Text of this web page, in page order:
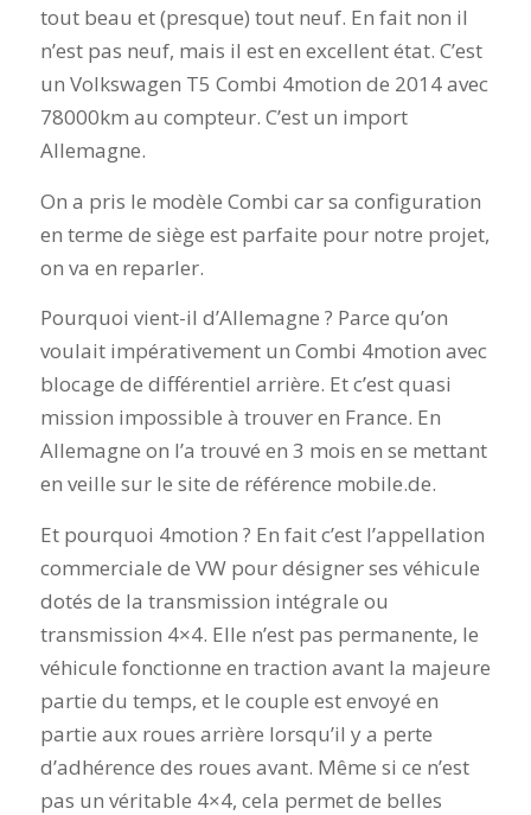
tout beau et (presque) tout neuf. En fait non il
n’est pas neuf, mais il est en excellent état. C’est
un Volkswagen T5 Combi 4motion de 2014 avec
78000km au compteur. C’est un import
Allemagne.
On a pris le modèle Combi car sa configuration
en terme de siège est parfaite pour notre projet,
on va en reparler.
Pourquoi vient-il d’Allemagne ? Parce qu’on
voulait impérativement un Combi 4motion avec
blocage de différentiel arrière. Et c’est quasi
mission impossible à trouver en France. En
Allemagne on l’a trouvé en 3 mois en se mettant
en veille sur le site de référence mobile.de.
Et pourquoi 4motion ? En fait c’est l’appellation
commerciale de VW pour désigner ses véhicule
dotés de la transmission intégrale ou
transmission 4×4. Elle n’est pas permanente, le
véhicule fonctionne en traction avant la majeure
partie du temps, et le couple est envoyé en
partie aux roues arrière lorsqu’il y a perte
d’adhérence des roues avant. Même si ce n’est
pas un véritable 4×4, cela permet de belles